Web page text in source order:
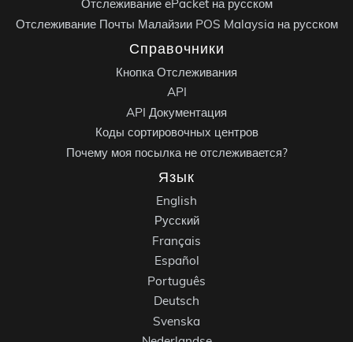
Отслеживание ePacket на русском
Отслеживание Почты Малайзии POS Malaysia на русском
Справочники
Кнопка Отслеживания
API
API Документация
Коды сортировочных центров
Почему моя посылка не отслеживается?
Язык
English
Русский
Français
Español
Português
Deutsch
Svenska